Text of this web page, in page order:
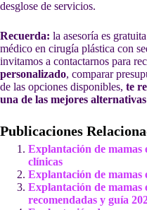
desglose de servicios.
Recuerda: la asesoría es
médico en cirugía plástica con
invitamos a contactarnos para
personalizado, comparar
de las opciones disponibles, te
una de las mejores alternativas
Publicaciones
Explantación de mamas
clínicas
Explantación de mamas
Explantación de mamas
recomendadas y guía